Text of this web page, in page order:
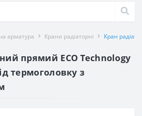
арматура Крани радіаторні Кран
прямий ECO Technology
термоголовку з